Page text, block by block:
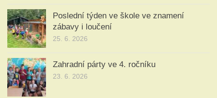
Poslední týden ve škole ve znamení
zábavy i loučení
25. 6. 2026
Zahradní párty ve 4. ročníku
23. 6. 2026